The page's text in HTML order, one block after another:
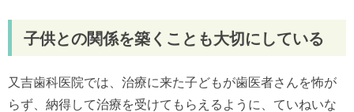
子供との関係を築くことも大切にしている
又吉歯科医院では、治療に来た子どもが歯医者さんを怖が
らず、納得して治療を受けてもらえるように、ていねいな